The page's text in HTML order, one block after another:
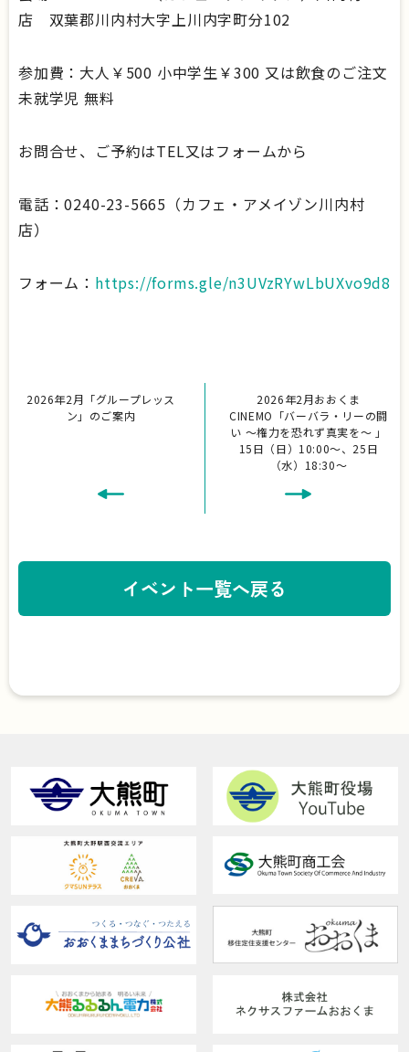
店 双葉郡川内村大字上川内字町分102
参加費：大人￥500 小中学生￥300 又は飲食のご注文
未就学児 無料
お問合せ、ご予約はTEL又はフォームから
電話：0240-23-5665（カフェ・アメイゾン川内村
店）
フォーム： https://forms.gle/n3UVzRYwLbUXvo9d8
2026年2月「グループレッス
ン」のご案内
2026年2月おおくま
CINEMO「バーバラ・リーの闘
い ～権力を恐れず真実を～ 」
15日（日）10:00～、25日
（水）18:30～
イベント一覧へ戻る